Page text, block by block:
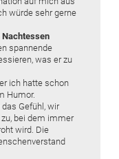
würde sehr gerne
Nachtessen
spannende
was er zu
ich hatte schon
Humor.
das Gefühl, wir
bei dem immer
wird. Die